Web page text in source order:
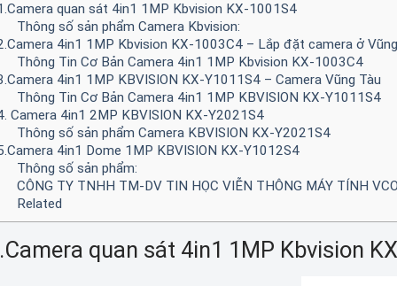
quan sát 4in1 1MP Kbvision KX-1001S4
Thông số sản phẩm Camera Kbvision:
4in1 1MP Kbvision KX-1003C4 – Lắp đặt camera ở
Thông Tin Cơ Bản Camera 4in1 1MP Kbvision KX-1003C4
4in1 1MP KBVISION KX-Y1011S4 – Camera Vũng Tàu
Thông Tin Cơ Bản Camera 4in1 1MP KBVISION KX-Y1011S4
Camera 4in1 2MP KBVISION KX-Y2021S4
Thông số sản phẩm Camera KBVISION KX-Y2021S4
4in1 Dome 1MP KBVISION KX-Y1012S4
Thông số sản phẩm:
CÔNG TY TNHH TM-DV TIN HỌC VIỄN THÔNG MÁY TÍNH
Related
quan sát 4in1 1MP Kbvision